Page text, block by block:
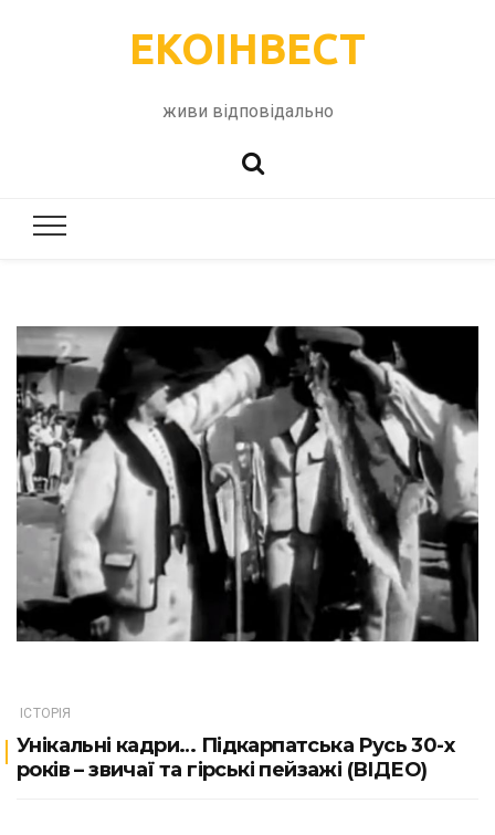
ЕКОІНВЕСТ
живи відповідально
ІСТОРІЯ
Унікальні кадри… Підкарпатська Русь 30-х
років – звичаї та гірські пейзажі (ВІДЕО)